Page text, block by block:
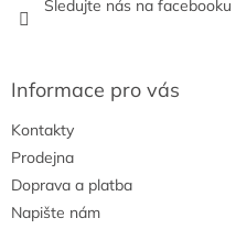
Sledujte nás na facebooku
Informace pro vás
Kontakty
Prodejna
Doprava a platba
Napište nám